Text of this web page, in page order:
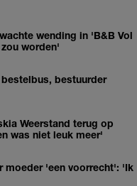
wending in 'B&B Vol
worden'
bestuurder
Weerstand terug op
was niet leuk meer'
moeder 'een voorrecht': 'Ik